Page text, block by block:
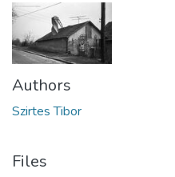
Authors
Szirtes Tibor
Files